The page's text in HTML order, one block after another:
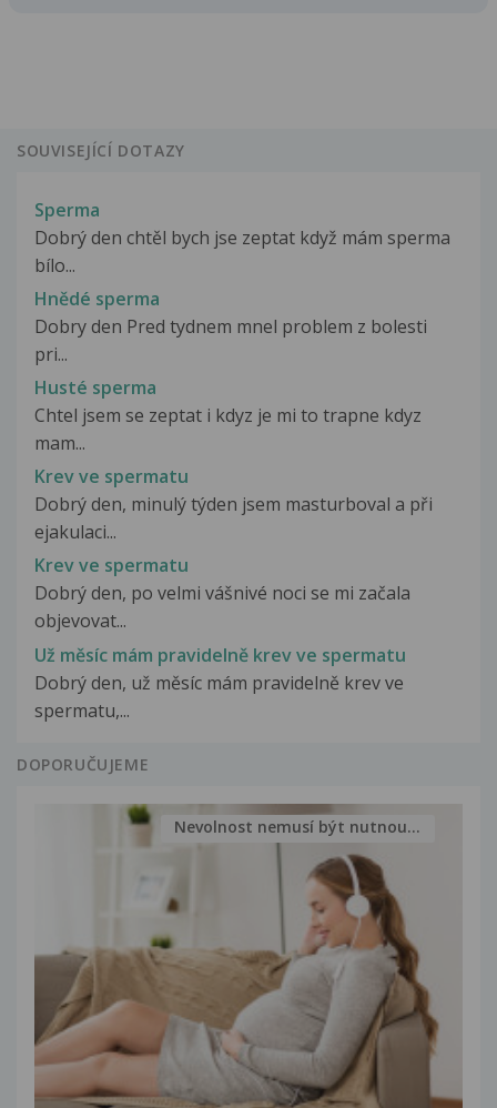
SOUVISEJÍCÍ DOTAZY
Sperma
Dobrý den chtěl bych jse zeptat když mám sperma
bílo...
Hnědé sperma
Dobry den Pred tydnem mnel problem z bolesti
pri...
Husté sperma
Chtel jsem se zeptat i kdyz je mi to trapne kdyz
mam...
Krev ve spermatu
Dobrý den, minulý týden jsem masturboval a při
ejakulaci...
Krev ve spermatu
Dobrý den, po velmi vášnivé noci se mi začala
objevovat...
Už měsíc mám pravidelně krev ve spermatu
Dobrý den, už měsíc mám pravidelně krev ve
spermatu,...
DOPORUČUJEME
Nevolnost nemusí být nutnou...